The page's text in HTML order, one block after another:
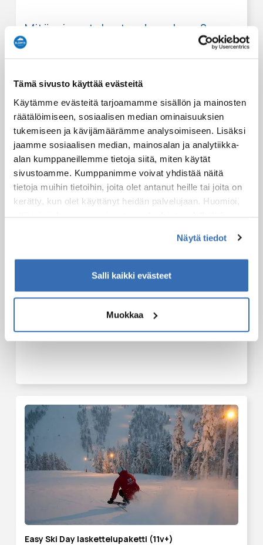
Tämä sivusto käyttää evästeitä
Käytämme evästeitä tarjoamamme sisällön ja mainosten
räätälöimiseen, sosiaalisen median ominaisuuksien
tukemiseen ja kävijämäärämme analysoimiseen. Lisäksi
jaamme sosiaalisen median, mainosalan ja analytiikka-
alan kumppaneillemme tietoja siitä, miten käytät
sivustoamme. Kumppanimme voivat yhdistää näitä
tietoja muihin tietoihin, joita olet antanut heille tai joita on
kerätty, kun olet käyttänyt heidän palvelujaan. Huomioi,
Näytä tiedot
Salli kaikki evästeet
Muokkaa
Mitä minun tulee tuoda mukana?
Talvivaatteita on vuokrattavissa
vuokraamossamme, ja hanskoja, pipoja ja
huppuja on mahdollista ostaa
SkiShopistamme.
Tapaamispaikat
Tämä elämys voidaan aloittaa seuraavista paikoista:
Saariselkä Ski & Sport Resort, Service Centre
Easy Ski Day laskettelupaketti (11v+)